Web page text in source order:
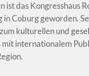
ist das Kongresshaus
Coburg geworden.
kulturellen und
internationalem